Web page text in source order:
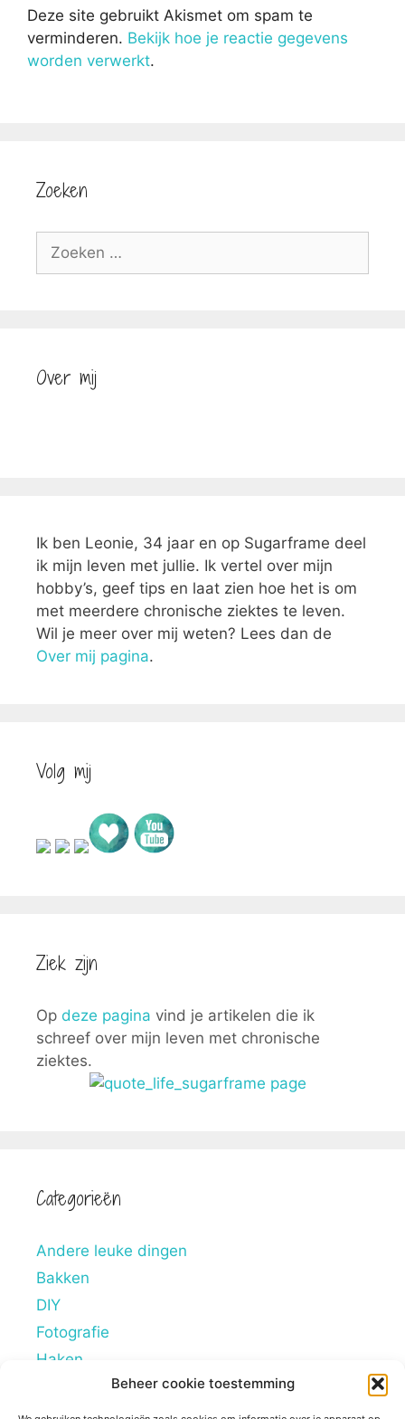
Beheer cookie toestemming
Deze site gebruikt Akismet om spam te
verminderen. Bekijk hoe je reactie gegevens
worden verwerkt.
Zoeken
naar:
Over mij
Ik ben Leonie, 34 jaar en op Sugarframe deel
ik mijn leven met jullie. Ik vertel over mijn
hobby’s, geef tips en laat zien hoe het is om
met meerdere chronische ziektes te leven.
Wil je meer over mij weten? Lees dan de
Over mij pagina.
Volg mij
Ziek zijn
Op deze pagina vind je artikelen die ik
schreef over mijn leven met chronische
ziektes.
Categorieën
Andere leuke dingen
Bakken
DIY
Fotografie
Haken
Lifestyle